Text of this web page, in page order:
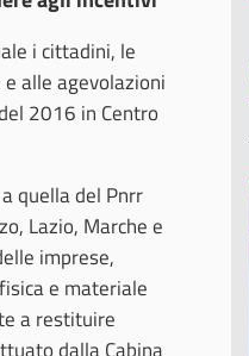
i cittadini, le
alle agevolazioni
2016 in Centro
quella del Pnrr
Lazio, Marche e
imprese,
e materiale
a restituire
dalla Cabina